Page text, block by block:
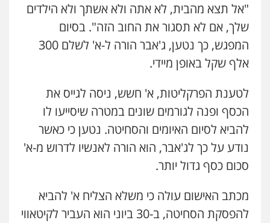
"אל תצא מהבית, לא אתה ולא אשתך ולא הילדים
שלך, אם לא תסגור את החוב הזה". בסיום
המפגש, כך נטען, ג'אבר הורה ל-א' לשלם 300
אלף שקל באופן מיידי.
לטענת הפרקליטות, א' חשש, ניסה לגייס את
הכסף ופנה לגורמים שונים במטרה שיסייעו לו
להביא לסיום האיומים והסחיטה. נטען כי כאשר
נודע על כך לג'אבר, הוא הורה לאנשיו לדרוש מ-א'
סכום כסף גדול יותר.
מכתב האישום עולה כי משלא הצליח א' להביא
להפסקת הסחיטה, ב-30 ביוני הוא העביר לקיטאווי